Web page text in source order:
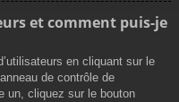
et comment puis-je
en cliquant sur le
de contrôle de
un, cliquez sur le bouton